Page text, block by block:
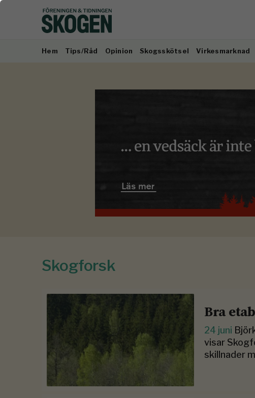
Hem Tips/Råd Opinion Skogsskötsel Virkesmarknad
Skogforsk
Bra
24 juni
visar
skillnader